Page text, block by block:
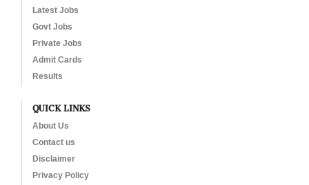
Latest Jobs
Govt Jobs
Private Jobs
Admit Cards
Results
QUICK LINKS
About Us
Contact us
Disclaimer
Privacy Policy